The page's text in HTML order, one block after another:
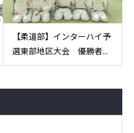
【柔道部】インターハイ予
選東部地区大会 優勝者...